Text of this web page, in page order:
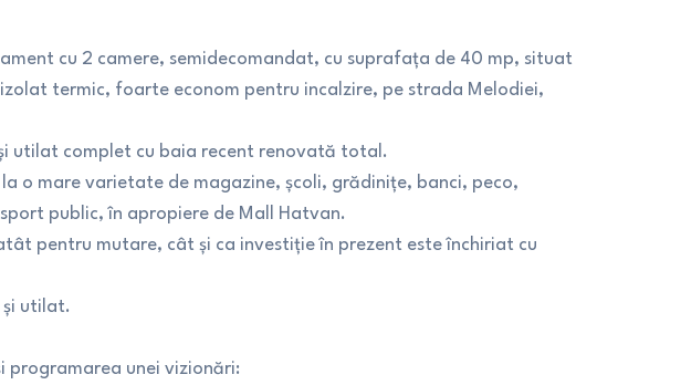
cu 2 camere, semidecomandat, cu suprafața de 40 mp, situat
termic, foarte econom pentru incalzire, pe strada Melodiei,
utilat complet cu baia recent renovată total.
o mare varietate de magazine, școli, grădinițe, banci, peco,
public, în apropiere de Mall Hatvan.
pentru mutare, cât și ca investiție în prezent este închiriat cu
și utilat.
programarea unei vizionări: